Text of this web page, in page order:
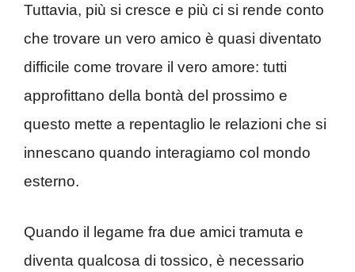
Tuttavia, più si cresce e più ci si rende conto
che trovare un vero amico è quasi diventato
difficile come trovare il vero amore: tutti
approfittano della bontà del prossimo e
questo mette a repentaglio le relazioni che si
innescano quando interagiamo col mondo
esterno.
Quando il legame fra due amici tramuta e
diventa qualcosa di tossico, è necessario